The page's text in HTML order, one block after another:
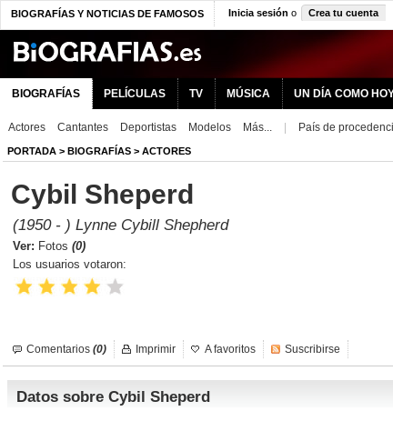
BIOGRAFÍAS Y NOTICIAS DE FAMOSOS Inicia sesión o Crea tu cuenta
BIOGRAFÍAS PELÍCULAS TV MÚSICA UN DÍA COMO
Actores Cantantes Deportistas Modelos Más... País de
PORTADA > BIOGRAFÍAS > ACTORES
Cybil Sheperd
(1950 - ) Lynne Cybill Shepherd
Ver: Fotos (0)
Los usuarios votaron:
Comentarios (0) Imprimir A favoritos Suscribirse
Datos sobre Cybil Sheperd